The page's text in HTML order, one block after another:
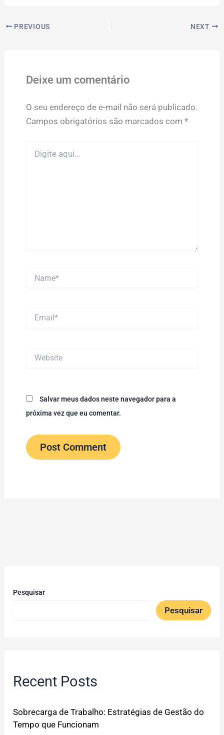
PREVIOUS NEXT
Deixe um comentário
O seu endereço de e-mail não será publicado.
Campos obrigatórios são marcados com *
aqui...
Salvar meus dados neste navegador para a
próxima vez que eu comentar.
Pesquisar
Pesquisar
Recent Posts
Sobrecarga de Trabalho: Estratégias de Gestão do
Tempo que Funcionam